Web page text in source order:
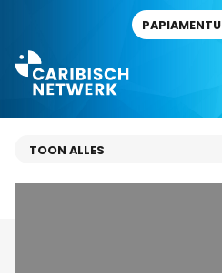
PAPIAMENTU